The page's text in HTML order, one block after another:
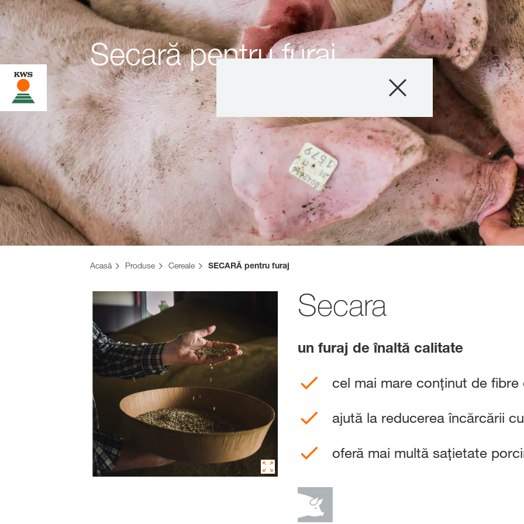
Produse
Consultanță
Despre Noi
Povești și
Servicii digitale
cumyKWS
Subiecte
Acasă Produse Cereale SECARĂ pentru furaj
Secară pentru furaj
Secara
un furaj de înaltă calitate
cel mai mare conținut de
ajută la reducerea încărcării
oferă mai multă sațietate